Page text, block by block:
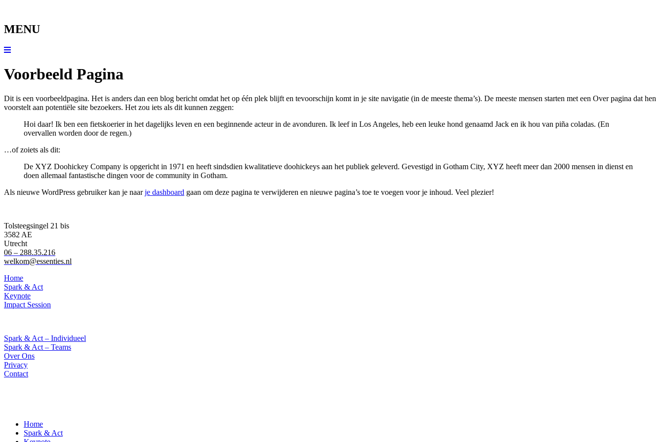
MENU
Voorbeeld Pagina
Dit is een voorbeeldpagina. Het is anders dan een blog bericht omdat het op één plek blijft en tevoorschijn komt in je site navigatie (in de meeste thema’s). De meeste mensen starten met een Over pagina dat hen
voorstelt aan potentiële site bezoekers. Het zou iets als dit kunnen zeggen:
Hoi daar! Ik ben een fietskoerier in het dagelijks leven en een beginnende acteur in de avonduren. Ik leef in Los Angeles, heb een leuke hond genaamd Jack en ik hou van piña coladas. (En
overvallen worden door de regen.)
…of zoiets als dit:
De XYZ Doohickey Company is opgericht in 1971 en heeft sindsdien kwalitatieve doohickeys aan het publiek geleverd. Gevestigd in Gotham City, XYZ heeft meer dan 2000 mensen in dienst en
doen allemaal fantastische dingen voor de community in Gotham.
Als nieuwe WordPress gebruiker kan je naarje dashboard gaan om deze pagina te verwijderen en nieuwe pagina’s toe te voegen voor je inhoud. Veel plezier!
Tolsteegsingel 21 bis
3582 AE
Utrecht
06 – 288.35.216
welkom@essenties.nl
Home
Spark & Act
Keynote
Impact Session
Spark & Act – Individueel
Spark & Act – Teams
Over Ons
Privacy
Contact
Home
Spark & Act